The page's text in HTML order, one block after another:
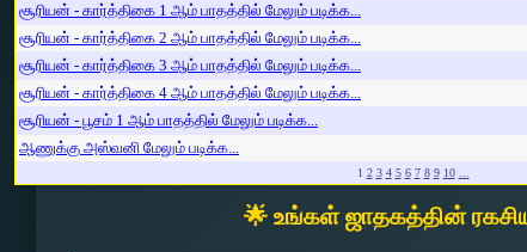
சூரியன் - கார்த்திகை 1 ஆம் பாதத்தில் மேலும் படிக்க...
சூரியன் - கார்த்திகை 2 ஆம் பாதத்தில் மேலும் படிக்க...
சூரியன் - கார்த்திகை 3 ஆம் பாதத்தில் மேலும் படிக்க...
சூரியன் - கார்த்திகை 4 ஆம் பாதத்தில் மேலும் படிக்க...
சூரியன் - பூசம் 1 ஆம் பாதத்தில் மேலும் படிக்க...
ஆணுக்கு அஸ்வனி மேலும் படிக்க...
1 2 3 4 5 6 7 8 9 10 ...
🌟 உங்கள் ஜாதகத்தின்